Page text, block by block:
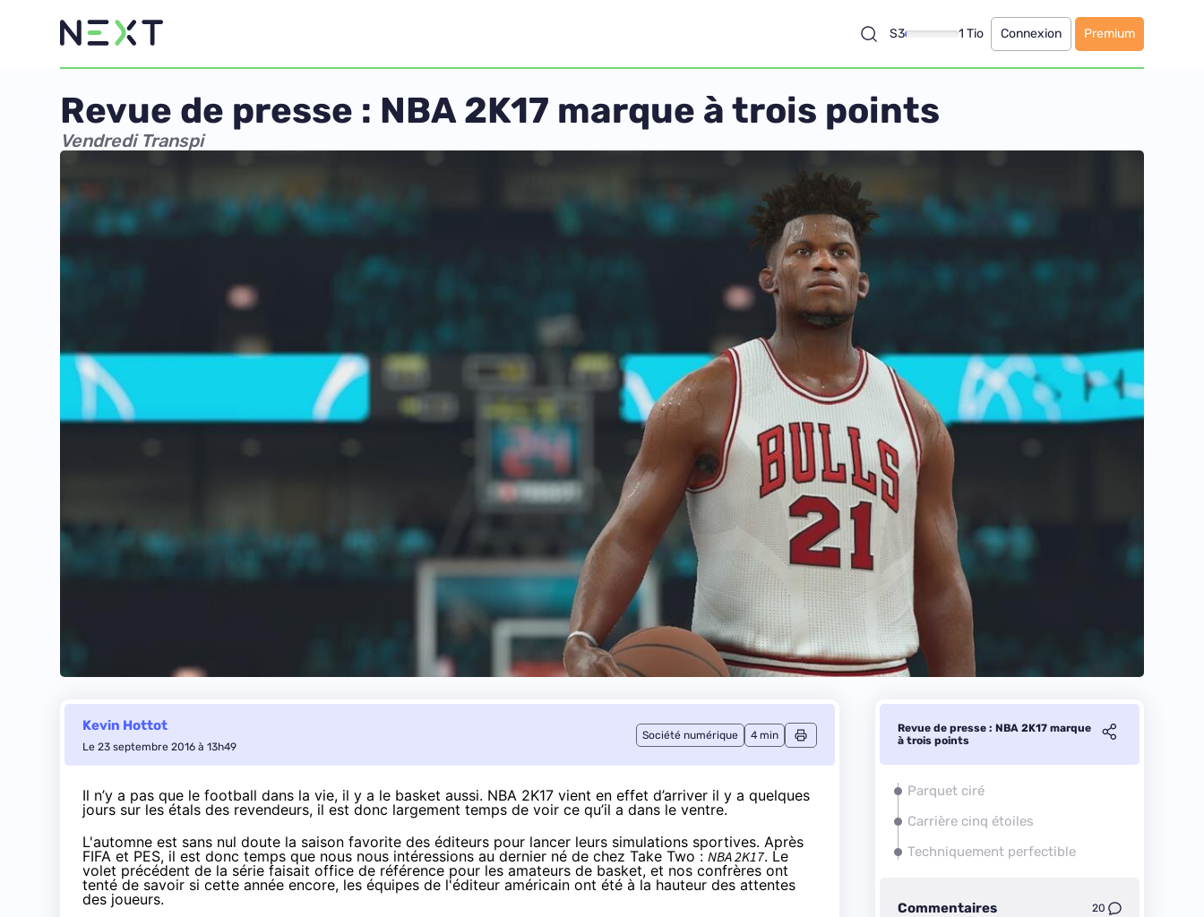
S3 1 Tio Connexion Premium
Revue de presse : NBA 2K17 marque à trois points
Vendredi Transpi
Kevin Hottot
Le 23 septembre 2016 à 13h49
Société numérique 4 min
Il n’y a pas que le football dans la vie, il y a le basket aussi. NBA 2K17 vient en effet d’arriver il y a quelques
jours sur les étals des revendeurs, il est donc largement temps de voir ce qu’il a dans le ventre.
L'automne est sans nul doute la saison favorite des éditeurs pour lancer leurs simulations sportives. Après
FIFA et PES, il est donc temps que nous nous intéressions au dernier né de chez Take Two : NBA 2K17. Le
volet précédent de la série faisait office de référence pour les amateurs de basket, et nos confrères ont
tenté de savoir si cette année encore, les équipes de l'éditeur américain ont été à la hauteur des attentes
des joueurs.
Revue de presse : NBA 2K17 marque
à trois points
Parquet ciré
Carrière cinq étoiles
Techniquement perfectible
Commentaires 20